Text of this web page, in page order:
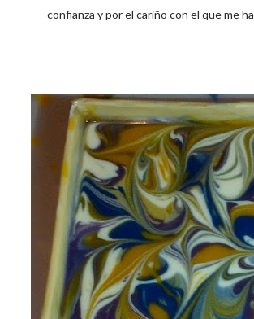
confianza y por el cariño con el que me